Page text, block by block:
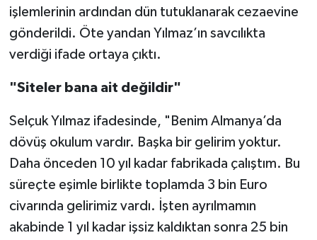
işlemlerinin ardından dün tutuklanarak cezaevine
gönderildi. Öte yandan Yılmaz’ın savcılıkta
verdiği ifade ortaya çıktı.
"Siteler bana ait değildir"
Selçuk Yılmaz ifadesinde, "Benim Almanya’da
dövüş okulum vardır. Başka bir gelirim yoktur.
Daha önceden 10 yıl kadar fabrikada çalıştım. Bu
süreçte eşimle birlikte toplamda 3 bin Euro
civarında gelirimiz vardı. İşten ayrılmamın
akabinde 1 yıl kadar işsiz kaldıktan sonra 25 bin